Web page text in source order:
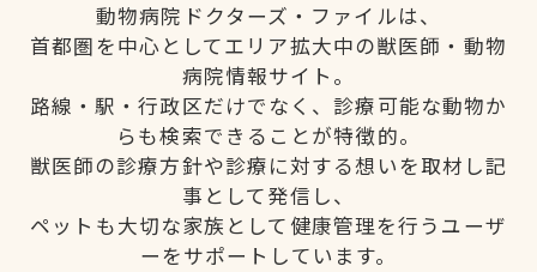
動物病院ドクターズ・ファイルは、
首都圏を中心としてエリア拡大中の獣医師・動物
病院情報サイト。
路線・駅・行政区だけでなく、診療可能な動物か
らも検索できることが特徴的。
獣医師の診療方針や診療に対する想いを取材し記
事として発信し、
ペットも大切な家族として健康管理を行うユーザ
ーをサポートしています。